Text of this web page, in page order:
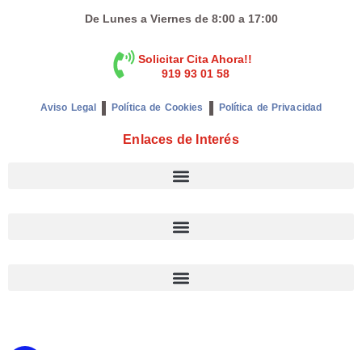
De Lunes a Viernes de 8:00 a 17:00
Solicitar Cita Ahora!!
919 93 01 58
Aviso Legal Política de Cookies Política de Privacidad
Enlaces de Interés